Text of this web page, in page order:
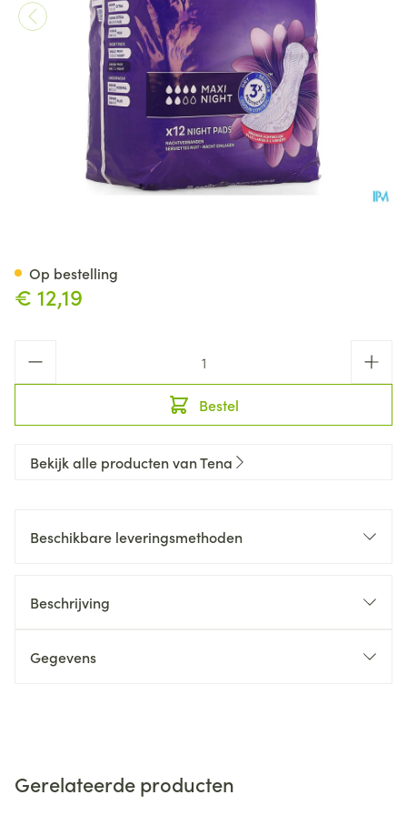
€ 12,19
Bestel
Op bestelling
Bekijk alle producten van Tena
Beschikbare leveringsmethoden
Beschrijving
Gegevens
Gerelateerde producten